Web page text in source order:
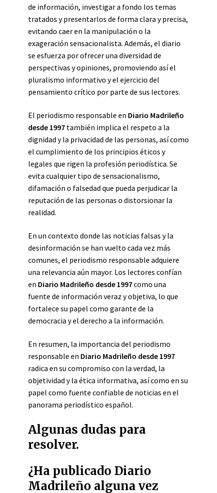
de información, investigar a fondo los temas
tratados y presentarlos de forma clara y precisa,
evitando caer en la manipulación o la
exageración sensacionalista. Además, el diario
se esfuerza por ofrecer una diversidad de
perspectivas y opiniones, promoviendo así el
pluralismo informativo y el ejercicio del
pensamiento crítico por parte de sus lectores.
El periodismo responsable en Diario Madrileño
desde 1997 también implica el respeto a la
dignidad y la privacidad de las personas, así como
el cumplimiento de los principios éticos y
legales que rigen la profesión periodística. Se
evita cualquier tipo de sensacionalismo,
difamación o falsedad que pueda perjudicar la
reputación de las personas o distorsionar la
realidad.
En un contexto donde las noticias falsas y la
desinformación se han vuelto cada vez más
comunes, el periodismo responsable adquiere
una relevancia aún mayor. Los lectores confían
en Diario Madrileño desde 1997como una
fuente de información veraz y objetiva, lo que
fortalece su papel como garante de la
democracia y el derecho a la información.
En resumen, la importancia del periodismo
responsable en Diario Madrileño desde 1997
radica en su compromiso con la verdad, la
objetividad y la ética informativa, así como en su
papel como fuente confiable de noticias en el
panorama periodístico español.
Algunas dudas para
resolver.
¿Ha publicado Diario
Madrileño alguna vez